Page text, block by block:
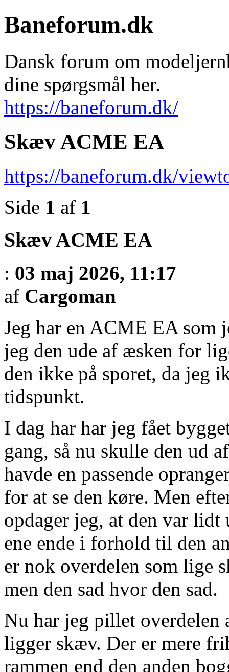
Baneforum.dk
Dansk forum om
dine spørgsmål her.
https://baneforum.dk/
Skæv ACME EA
https://baneforum.dk/
Side 1 af 1
Skæv ACME EA
: 03 maj 2026, 11:17
af Cargoman
Jeg har en ACME EA som
jeg den ude af æsken for
den ikke på sporet, da jeg
tidspunkt.
I dag har har jeg fået
gang, så nu skulle den ud
havde en passende
for at se den køre. Men
opdager jeg, at den var
ene ende i forhold til den
er nok overdelen som lige
men den sad hvor den sad.
Nu har jeg pillet overdelen
ligger skæv. Der er mere
rammen end den anden